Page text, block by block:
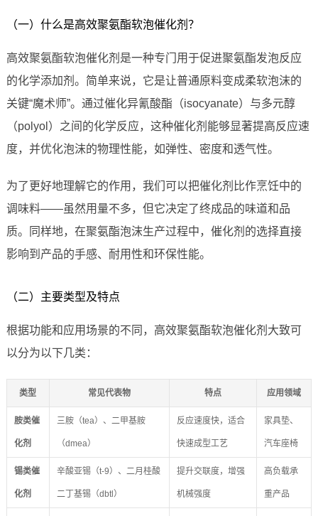
（一）什么是高效聚氨酯软泡催化剂？
高效聚氨酯软泡催化剂是一种专门用于促进聚氨酯发泡反应
的化学添加剂。简单来说，它是让普通原料变成柔软泡沫的
关键“魔术师”。通过催化异氰酸酯（isocyanate）与多元醇
（polyol）之间的化学反应，这种催化剂能够显著提高反应速
度，并优化泡沫的物理性能，如弹性、密度和透气性。
为了更好地理解它的作用，我们可以把催化剂比作烹饪中的
调味料——虽然用量不多，但它决定了终成品的味道和品
质。同样地，在聚氨酯泡沫生产过程中，催化剂的选择直接
影响到产品的手感、耐用性和环保性能。
（二）主要类型及特点
根据功能和应用场景的不同，高效聚氨酯软泡催化剂大致可
以分为以下几类：
类型 常见代表物 特点 应用领域
胺类催
化剂
三胺（tea）、二甲基胺
（dmea）
反应速度快，适合
快速成型工艺
家具垫、
汽车座椅
锡类催
化剂
辛酸亚锡（t-9）、二月桂酸
二丁基锡（dbtl）
提升交联度，增强
机械强度
高负载承
重产品